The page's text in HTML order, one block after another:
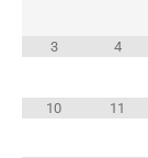
3 4
10 11